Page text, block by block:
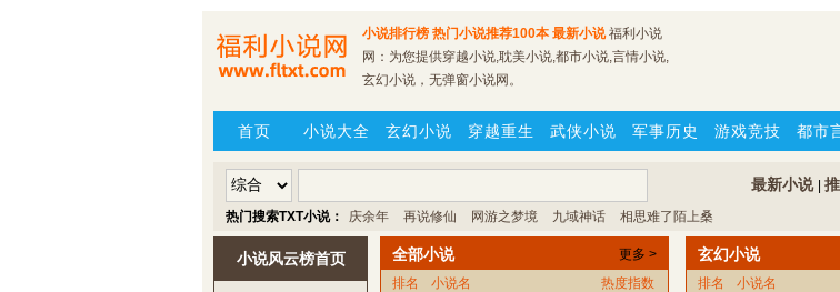
小说排行榜 热门小说推荐100本 最新小说福利小说
网：为您提供穿越小说,耽美小说,都市小说,言情小说,
玄幻小说，无弹窗小说网。
首页 小说大全 玄幻小说 穿越重生 武侠小说 军事历史 游戏竞技 都市
最新小说
热门搜索TXT小说： 庆余年 再说修仙 网游之梦境 九域神话 相思难了陌上桑
小说风云榜首页 全部小说
更多 >
排名
小说名 热度指数
玄幻小说
排名
小说名